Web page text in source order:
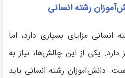
رشته انسانی
مزایای بسیاری دارد، اما
یکی از این چالش‌ها، نیاز به
دانش‌آموزان رشته انسانی باید